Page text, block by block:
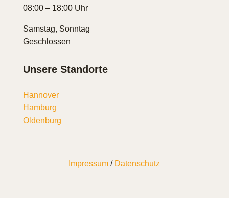
08:00 – 18:00 Uhr
Samstag, Sonntag
Geschlossen
Unsere Standorte
Hannover
Hamburg
Oldenburg
Impressum / Datenschutz